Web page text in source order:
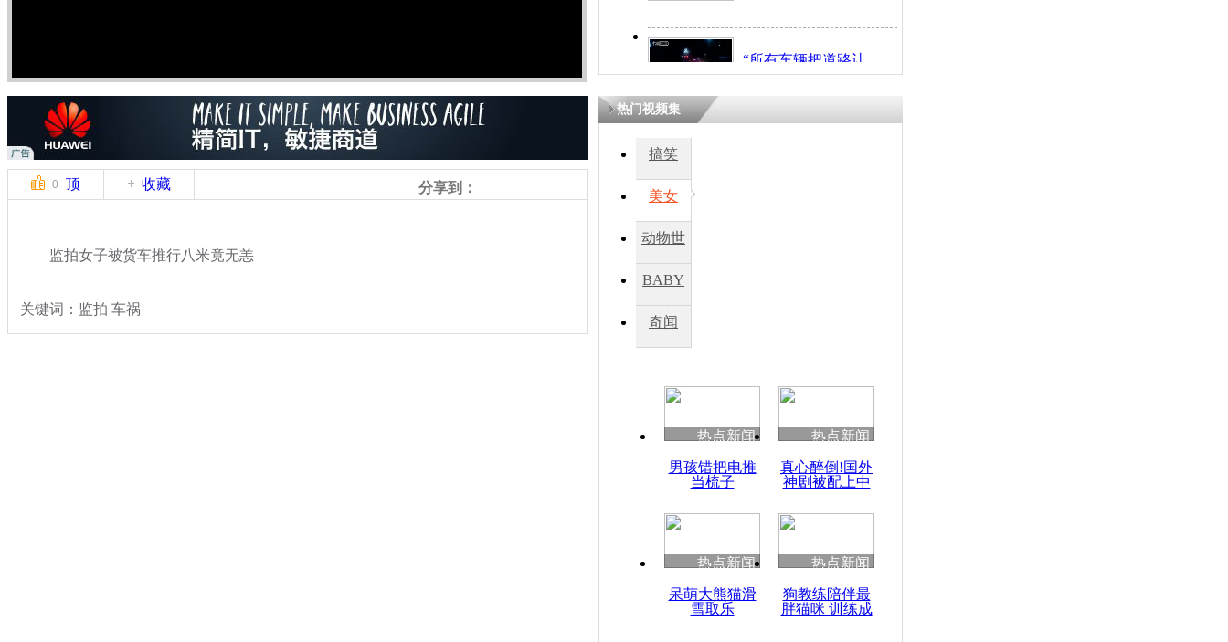
“所有车辆把道路让
开！”儿童突发疾病交
因
度苗族花山节
魂
0 顶 收藏 分享到：
监拍女子被货车推行八米竟无恙
关键词：监拍 车祸
热门视频集
搞笑
美女
动物世
BABY
秀
奇闻
热点新闻
男孩错把电推
当梳子
热点新闻
真心醉倒!国外
神剧被配上中
热点新闻
呆萌大熊猫滑
雪取乐
热点新闻
狗教练陪伴最
胖猫咪 训练成